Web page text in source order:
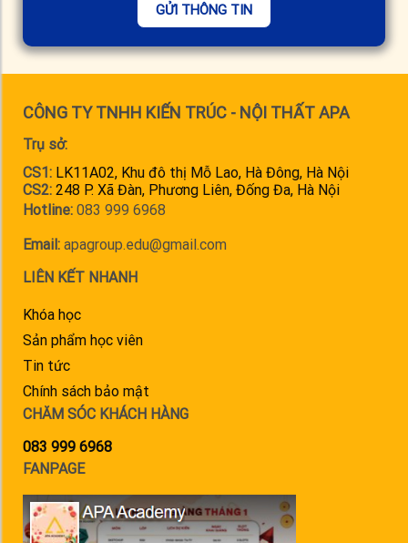
GỬI THÔNG TIN
CÔNG TY TNHH KIẾN TRÚC - NỘI THẤT APA
Trụ sở:
CS1: LK11A02, Khu đô thị Mỗ Lao, Hà Đông, Hà Nội
CS2: 248 P. Xã Đàn, Phương Liên, Đống Đa, Hà Nội
Hotline: 083 999 6968
Email: apagroup.edu@gmail.com
LIÊN KẾT NHANH
Khóa học
Sản phẩm học viên
Tin tức
Chính sách bảo mật
CHĂM SÓC KHÁCH HÀNG
083 999 6968
FANPAGE